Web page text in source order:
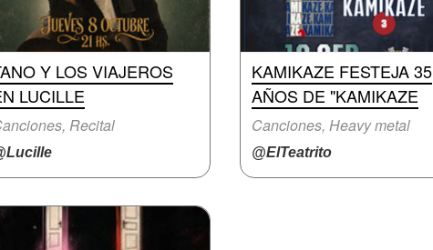
Y LOS VIAJEROS
LUCILLE
Recital
KAMIKAZE FESTEJA 35
AÑOS DE "KAMIKAZE
Canciones, Heavy metal
@ElTeatrito